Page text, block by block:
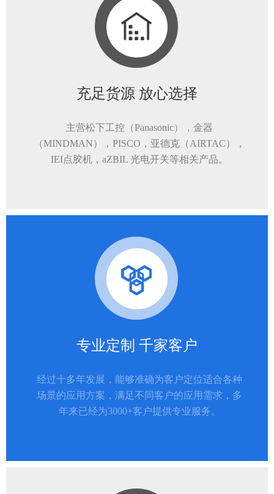
充足货源 放心选择
主营松下工控（Panasonic），金器
（MINDMAN），PISCO，亚德克（AIRTAC），
IEI点胶机，aZBIL 光电开关等相关产品。
专业定制 千家客户
经过十多年发展，能够准确为客户定位适合各种
场景的应用方案，满足不同客户的应用需求，多
年来已经为3000+客户提供专业服务。